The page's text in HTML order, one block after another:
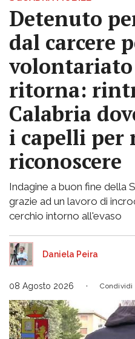
Detenuto
dal carcere
ritorna:
Calabria
i capelli per
riconoscere
Indagine a buon fine della
grazie ad un lavoro di
cerchio intorno all'evaso
Daniela Peira
08 Agosto 2026 Condividi